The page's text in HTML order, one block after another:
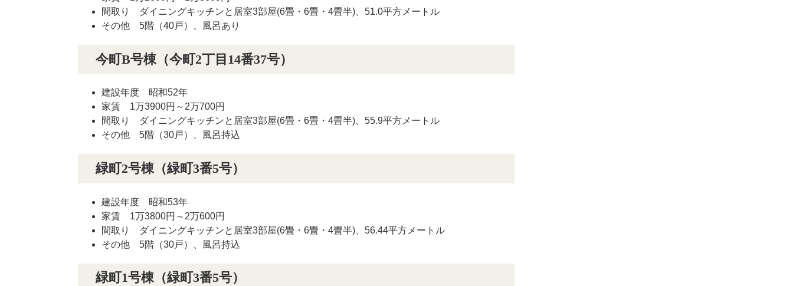
間取り ダイニングキッチンと居室3部屋(6畳・6畳・4畳半)、51.0平方メートル
その他 5階（40戸）、風呂あり
今町B号棟（今町2丁目14番37号）
建設年度 昭和52年
家賃 1万3900円～2万700円
間取り ダイニングキッチンと居室3部屋(6畳・6畳・4畳半)、55.9平方メートル
その他 5階（30戸）、風呂持込
緑町2号棟（緑町3番5号）
建設年度 昭和53年
家賃 1万3800円～2万600円
間取り ダイニングキッチンと居室3部屋(6畳・6畳・4畳半)、56.44平方メートル
その他 5階（30戸）、風呂持込
緑町1号棟（緑町3番5号）